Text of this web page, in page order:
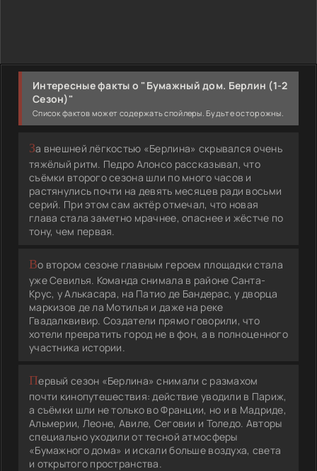
Интересные факты о "Бумажный дом. Берлин (1-2
Сезон)"
Список фактов может содержать спойлеры. Будьте осторожны.
За внешней лёгкостью «Берлина» скрывался очень
тяжёлый ритм. Педро Алонсо рассказывал, что
съёмки второго сезона шли по много часов и
растянулись почти на девять месяцев ради восьми
серий. При этом сам актёр отмечал, что новая
глава стала заметно мрачнее, опаснее и жёстче по
тону, чем первая.
Во втором сезоне главным героем площадки стала
уже Севилья. Команда снимала в районе Санта-
Крус, у Алькасара, на Патио де Бандерас, у дворца
маркизов де ла Мотилья и даже на реке
Гвадалквивир. Создатели прямо говорили, что
хотели превратить город не в фон, а в полноценного
участника истории.
Первый сезон «Берлина» снимали с размахом
почти кинопутешествия: действие уводили в Париж,
а съёмки шли не только во Франции, но и в Мадриде,
Альмерии, Леоне, Авиле, Сеговии и Толедо. Авторы
специально уходили от тесной атмосферы
«Бумажного дома» и искали больше воздуха, света
и открытого пространства.